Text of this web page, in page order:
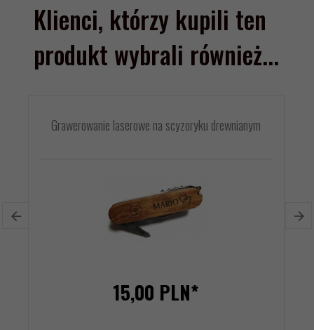
Klienci, którzy kupili ten
produkt wybrali również...
Grawerowanie laserowe na scyzoryku drewnianym
15,00 PLN*